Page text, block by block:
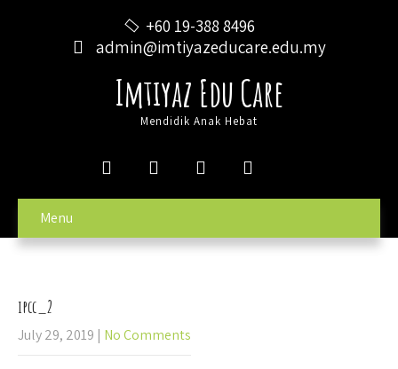
+60 19-388 8496
admin@imtiyazeducare.edu.my
Imtiyaz Edu Care
Mendidik Anak Hebat
Menu
ipcc_2
July 29, 2019 | No Comments